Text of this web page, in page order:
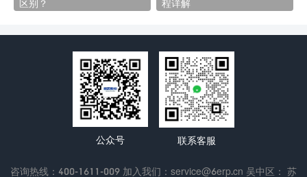
区别？
程详解
公众号 联系客服
咨询热线：400-1611-009 加入我们：service@6erp.cn 吴中区： 苏